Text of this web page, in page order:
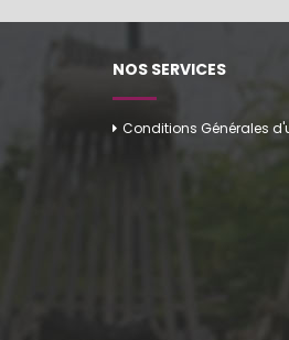
NOS SERVICES
Conditions Générales